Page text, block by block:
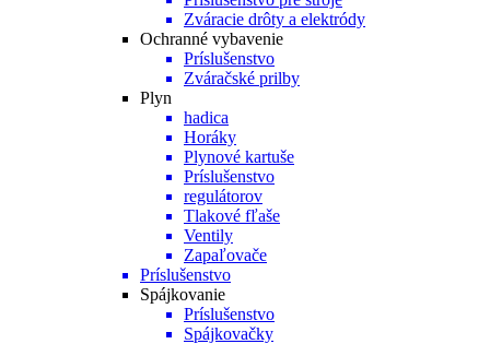
Zváracie drôty a elektródy
Ochranné vybavenie
Príslušenstvo
Zváračské prilby
Plyn
hadica
Horáky
Plynové kartuše
Príslušenstvo
regulátorov
Tlakové fľaše
Ventily
Zapaľovače
Príslušenstvo
Spájkovanie
Príslušenstvo
Spájkovačky